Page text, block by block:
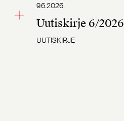
9.6.2026
Uutiskirje 6/2026
UUTISKIRJE